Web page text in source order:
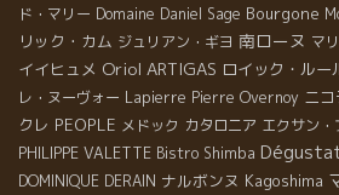
ド・マリー Domaine Daniel Sage Bourgone
リック・カム ジュリアン・ギヨ 南ローヌ マ
イイヒュメ Oriol ARTIGAS ロイック・ルー
レ・ヌーヴォー Lapierre Pierre Overnoy ニ
クレ PEOPLE メドック カタロニア エクサン・
PHILIPPE VALETTE Bistro Shimba
DOMINIQUE DERAIN ナルボンヌ Kagoshima